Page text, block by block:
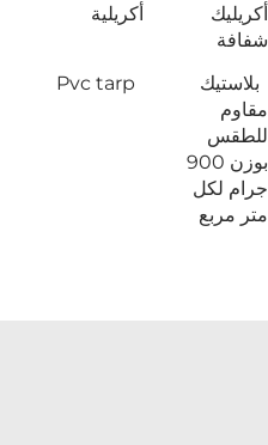
أكريليك
شفافة
أكريلية
بلاستيك
مقاوم
للطقس
بوزن 900
جرام لكل
متر مربع
Pvc tarp